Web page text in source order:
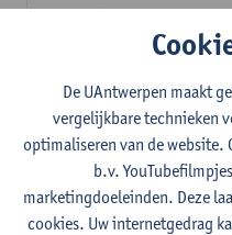
Keuzevakken cluster
Consumer Psychology
2E SEM
studiepunten
Lesgever(s):
Katrien
Journalistiek en
1E SEM
studiepunten
Lesgever(s):
Steve
De UAntwerpen maakt
vergelijkbare technieken
optimaliseren van de website.
b.v.
marketingdoeleinden. Deze
cookies. Uw internetgedrag